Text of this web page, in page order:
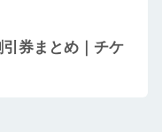
引券まとめ｜チケ